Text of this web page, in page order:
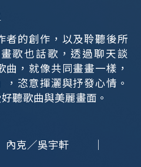
者的創作，以及聆聽後所
歌也話歌，透過聊天談
，就像共同畫畫一樣，
，恣意揮灑與抒發心情。
聽歌曲與美麗畫面。
內克／吳宇軒 ｜